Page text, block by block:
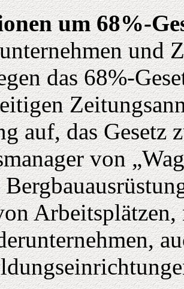
um 68%-
und
das 68%-
auf, das Gesetz
von